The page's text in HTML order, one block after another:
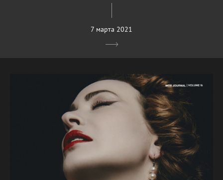
7 марта 2021